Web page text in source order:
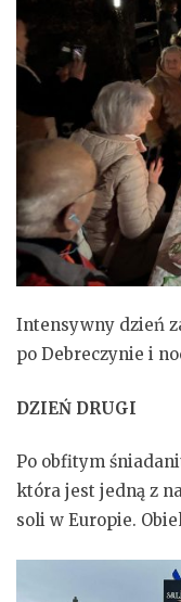
Intensywny dzień
po Debreczynie i
DZIEŃ DRUGI
Po obfitym
która jest jedną z
soli w Europie.